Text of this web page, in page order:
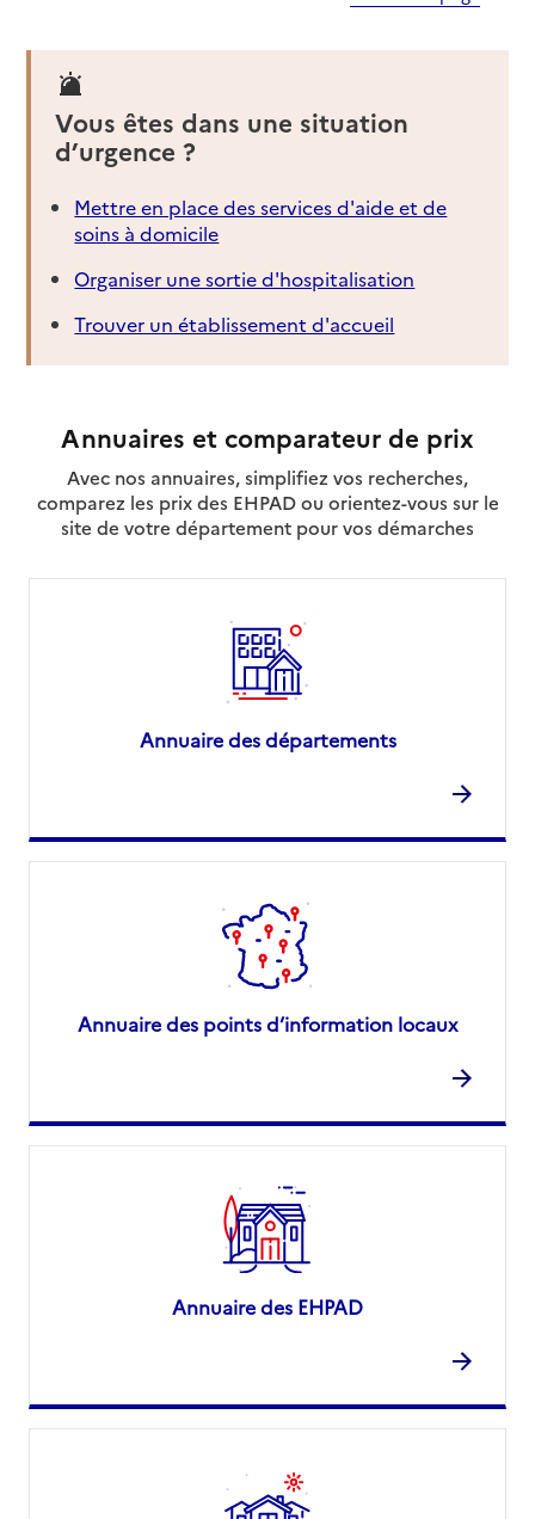
Vous êtes dans une situation
d’urgence ?
Mettre en place des services d'aide et de
soins à domicile
Organiser une sortie d'hospitalisation
Trouver un établissement d'accueil
Annuaires et comparateur de prix
Avec nos annuaires, simplifiez vos recherches,
comparez les prix des EHPAD ou orientez-vous sur le
site de votre département pour vos démarches
Annuaire des départements
Annuaire des points d’information locaux
Annuaire des EHPAD